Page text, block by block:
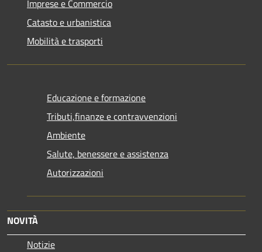
Imprese e Commercio
Catasto e urbanistica
Mobilità e trasporti
Educazione e formazione
Tributi,finanze e contravvenzioni
Ambiente
Salute, benessere e assistenza
Autorizzazioni
NOVITÀ
Notizie